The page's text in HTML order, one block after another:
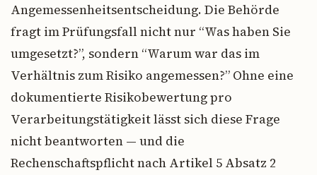
Angemessenheitsentscheidung. Die Behörde
fragt im Prüfungsfall nicht nur “Was haben Sie
umgesetzt?”, sondern “Warum war das im
Verhältnis zum Risiko angemessen?” Ohne eine
dokumentierte Risikobewertung pro
Verarbeitungstätigkeit lässt sich diese Frage
nicht beantworten — und die
Rechenschaftspflicht nach Artikel 5 Absatz 2